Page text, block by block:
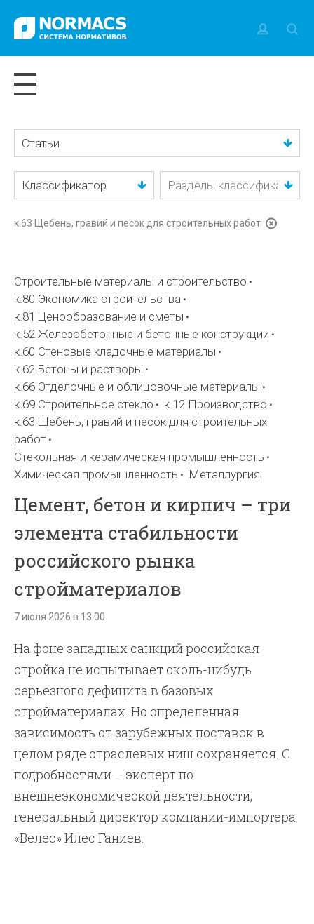
Статьи
Классификатор
к.63 Щебень, гравий и песок для строительных работ
Строительные материалы и строительство
к.80 Экономика строительства
к.81 Ценообразование и сметы
к.52 Железобетонные и бетонные конструкции
к.60 Стеновые кладочные материалы
к.62 Бетоны и растворы
к.66 Отделочные и облицовочные материалы
к.69 Строительное стекло
к.12 Производство
к.63 Щебень, гравий и песок для строительных
работ
Стекольная и керамическая промышленность
Химическая промышленность
Металлургия
Цемент, бетон и кирпич – три
элемента стабильности
российского рынка
стройматериалов
7 июля 2026 в 13:00
На фоне западных санкций российская
стройка не испытывает сколь-нибудь
серьезного дефицита в базовых
стройматериалах. Но определенная
зависимость от зарубежных поставок в
целом ряде отраслевых ниш сохраняется. С
подробностями – эксперт по
внешнеэкономической деятельности,
генеральный директор компании-импортера
«Велес» Илес Ганиев.